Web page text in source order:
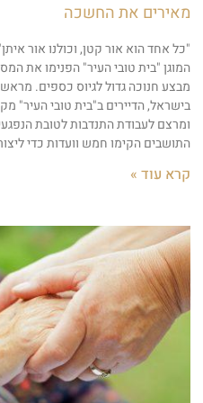
מאירים את החשכה
"כל אחד הוא אור קטן, וכולנו אור
המוגן "בית טובי העיר" הפנימו את
מבצע חנוכה גדול לגיוס כספים.
בישראל, הדיירים ב"בית טובי העיר"
ומרצם לעבודת התנדבות לטובת
התושבים הקימו חמש וועדות כדי
קרא עוד »